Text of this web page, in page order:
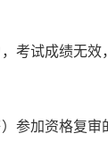
试成绩无
加资格复